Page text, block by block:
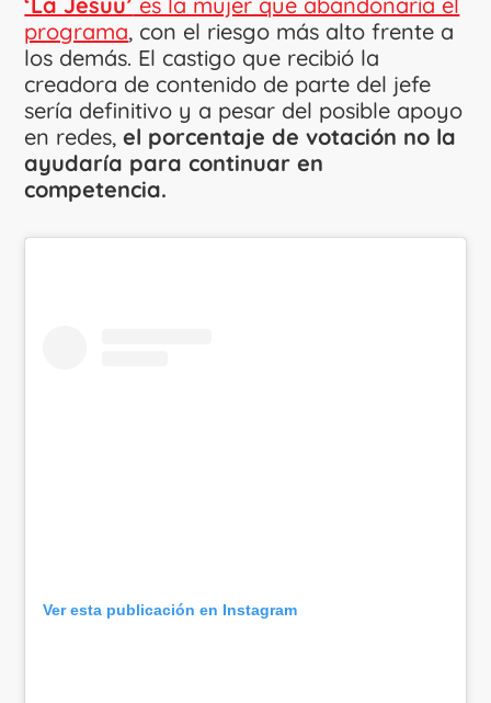
programa, con el riesgo más alto frente a
los demás. El castigo que recibió la
creadora de contenido de parte del jefe
sería definitivo y a pesar del posible apoyo
en redes, el porcentaje de votación no la
ayudaría para continuar en
competencia.
Ver esta publicación en Instagram